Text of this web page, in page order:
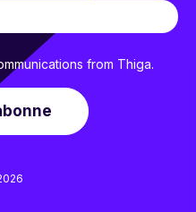
from Thiga.